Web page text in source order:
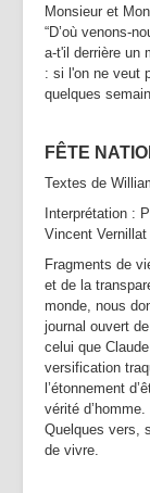
Monsieur et
“D’où venons-
a-t'il derrière un
: si l'on ne veut
quelques
FÊTE
Textes de
Interprétation :
Vincent Vernillat
Fragments de
et de la
monde, nous
journal ouvert
celui que
versification
l’étonnement
vérité
Quelques vers,
de vivre.